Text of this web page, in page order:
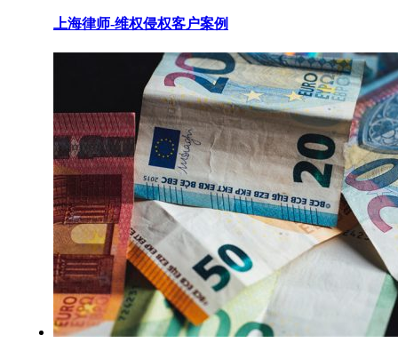
上海律师-维权侵权客户案例